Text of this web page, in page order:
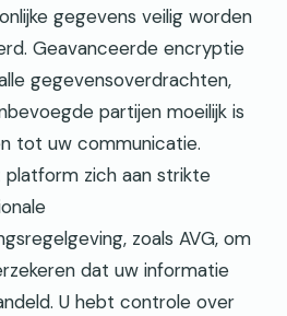
gegevens veilig worden
Geavanceerde encryptie
gegevensoverdrachten,
partijen moeilijk is
tot uw communicatie.
zich aan strikte
zoals AVG, om
dat uw informatie
U hebt controle over